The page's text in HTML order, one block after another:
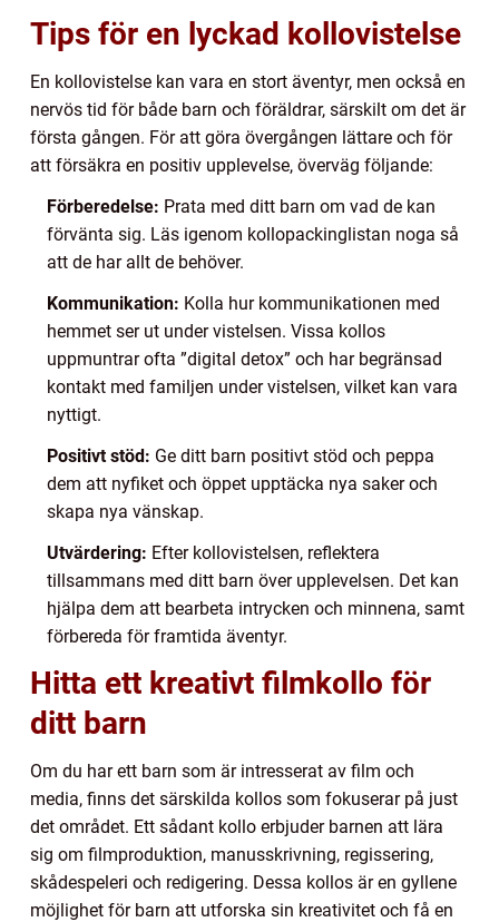
Tips för en lyckad kollovistelse
En kollovistelse kan vara en stort äventyr, men också en
nervös tid för både barn och föräldrar, särskilt om det är
första gången. För att göra övergången lättare och för
att försäkra en positiv upplevelse, överväg följande:
Förberedelse: Prata med ditt barn om vad de kan
förvänta sig. Läs igenom kollopackinglistan noga så
att de har allt de behöver.
Kommunikation: Kolla hur kommunikationen med
hemmet ser ut under vistelsen. Vissa kollos
uppmuntrar ofta ”digital detox” och har begränsad
kontakt med familjen under vistelsen, vilket kan vara
nyttigt.
Positivt stöd: Ge ditt barn positivt stöd och peppa
dem att nyfiket och öppet upptäcka nya saker och
skapa nya vänskap.
Utvärdering: Efter kollovistelsen, reflektera
tillsammans med ditt barn över upplevelsen. Det kan
hjälpa dem att bearbeta intrycken och minnena, samt
förbereda för framtida äventyr.
Hitta ett kreativt filmkollo för
ditt barn
Om du har ett barn som är intresserat av film och
media, finns det särskilda kollos som fokuserar på just
det området. Ett sådant kollo erbjuder barnen att lära
sig om filmproduktion, manusskrivning, regissering,
skådespeleri och redigering. Dessa kollos är en gyllene
möjlighet för barn att utforska sin kreativitet och få en